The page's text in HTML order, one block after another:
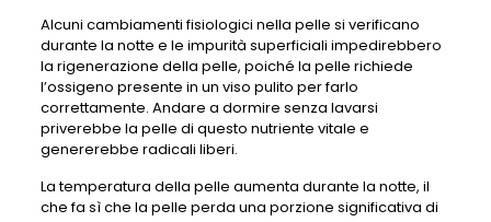
Alcuni cambiamenti fisiologici nella pelle si verificano
durante la notte e le impurità superficiali impedirebbero
la rigenerazione della pelle, poiché la pelle richiede
l’ossigeno presente in un viso pulito per farlo
correttamente. Andare a dormire senza lavarsi
priverebbe la pelle di questo nutriente vitale e
genererebbe radicali liberi.
La temperatura della pelle aumenta durante la notte, il
che fa sì che la pelle perda una porzione significativa di